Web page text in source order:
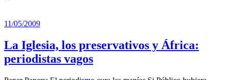
11/05/2009
La Iglesia, los preservativos y África:
periodistas vagos